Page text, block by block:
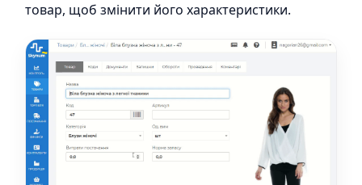
товар, щоб змінити його характеристики.